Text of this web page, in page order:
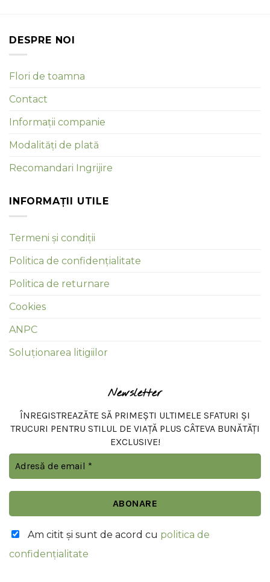
DESPRE NOI
Flori de toamna
Contact
Informații companie
Modalități de plată
Recomandari Ingrijire
INFORMAȚII UTILE
Termeni și condiții
Politica de confidențialitate
Politica de returnare
Cookies
ANPC
Soluționarea litigiilor
Newsletter
ÎNREGISTREAZĂTE SĂ PRIMEȘTI ULTIMELE SFATURI ȘI
TRUCURI PENTRU STILUL DE VIAȚĂ PLUS CÂTEVA BUNĂTĂȚI
EXCLUSIVE!
Am citit şi sunt de acord cu politica de
confidențialitate